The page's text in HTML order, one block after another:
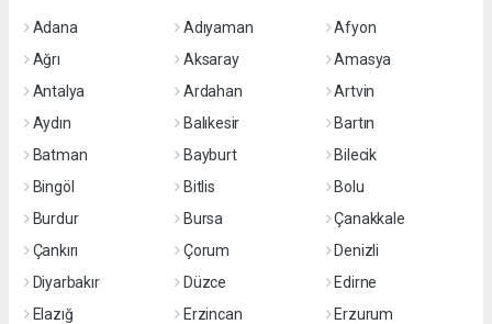
Adana Adıyaman
Afyon
Ağrı
Aksaray
Amasya
Antalya
Ardahan
Artvin
Aydın
Balıkesir
Bartın
Batman
Bayburt
Bilecik
Bingöl
Bitlis
Bolu
Burdur
Bursa
Çanakkale
Çankırı
Çorum
Denizli
Diyarbakır
Düzce
Edirne
Elazığ
Erzincan
Erzurum